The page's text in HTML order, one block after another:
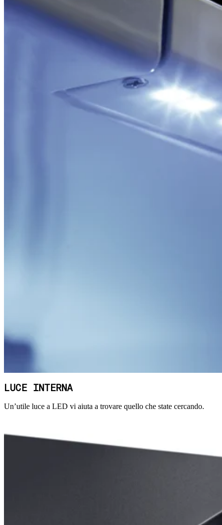
LUCE INTERNA
Un’utile luce a LED vi aiuta a trovare quello che state cercando.